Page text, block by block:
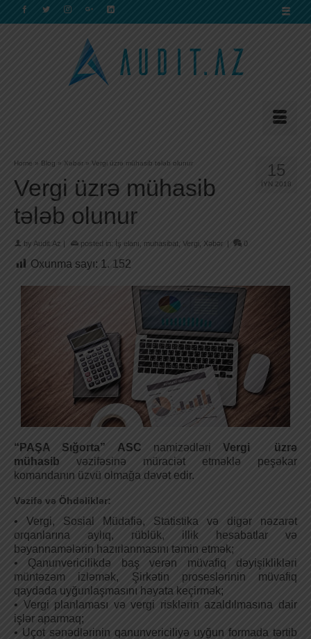
15
İYN 2018
Home » Blog » Xəbər » Vergi üzrə mühasib tələb olunur
Vergi üzrə mühasib
tələb olunur
by Audit.Az | posted in: İş elanı muhasibat Vergi Xəbər | 0
Oxunma sayı: 1. 152
“PAŞA Sığorta” ASC namizədləriVergi üzrə
mühasib vəzifəsinə müraciət etməklə peşəkar
komandanın üzvü olmağa dəvət edir.
Vəzifə və Öhdəliklər:
• Vergi, Sosial Müdafiə, Statistika və digər nəzarət
orqanlarına aylıq, rüblük, illik hesabatlar və
bəyannamələrin hazırlanmasını təmin etmək;
• Qanunvericilikdə baş verən müvafiq dəyişiklikləri
müntəzəm izləmək, Şirkətin proseslərinin müvafiq
qaydada uyğunlaşmasını həyata keçirmək;
• Vergi planlaması və vergi risklərin azaldılmasına dair
işlər aparmaq;
• Uçot sənədlərinin qanunvericiliyə uyğun formada tərtib